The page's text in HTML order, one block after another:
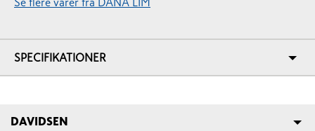
SPECIFIKATIONER
DAVIDSEN